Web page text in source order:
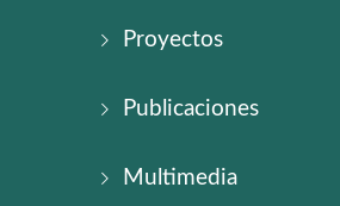
Proyectos
Publicaciones
Multimedia